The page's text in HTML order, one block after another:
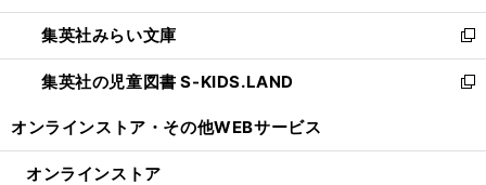
開
く
ウ
で
開
く
ン
ド
ウ
で
ウ
ィ
ン
ド
開
集英社みらい文庫
新
し
い
ン
集英社の児童図書 S-KIDS.LAND
新
ウ
オンラインストア・ その他WEBサービス
オンラインストア